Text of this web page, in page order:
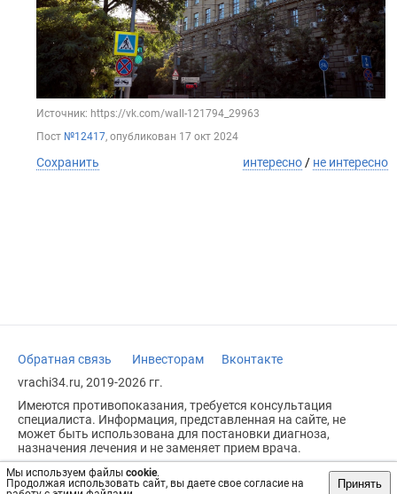
Мы используем файлы cookie.
Продолжая использовать сайт, вы даете свое согласие на
Принять
Источник: https://vk.com/wall-121794_29963
Пост №12417, опубликован 17 окт 2024
Сохранить интересно / не интересно
Обратная связь Инвесторам
Вконтакте
vrachi34.ru, 2019-2026 гг.
Имеются противопоказания, требуется консультация
специалиста. Информация, представленная на сайте, не
может быть использована для постановки диагноза,
назначения лечения и не заменяет прием врача.
Возрастное ограничение: 18+